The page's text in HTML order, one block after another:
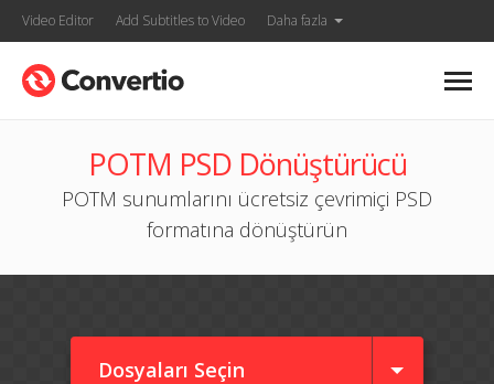
Video Editor Add Subtitles to Video Daha fazla
POTM PSD Dönüştürücü
POTM sunumlarını ücretsiz çevrimiçi PSD
formatına dönüştürün
Dosyaları Seçin